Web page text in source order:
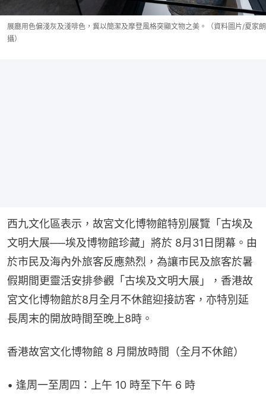
展廳用色偏淺灰及淺啡色，冀以簡潔及摩登風格突顯文物之美。（資料圖片/夏家朗
攝）
西九文化區表示，故宮文化博物館特別展覽「古埃及
文明大展──埃及博物館珍藏」將於 8月31日閉幕。由
於市民及海內外旅客反應熱烈，為讓市民及旅客於暑
假期間更靈活安排參觀「古埃及文明大展」，香港故
宮文化博物館於8月全月不休館迎接訪客，亦特別延
長周末的開放時間至晚上8時。
香港故宮文化博物館 8 月開放時間（全月不休館）
• 逢周一至周四：上午 10 時至下午 6 時